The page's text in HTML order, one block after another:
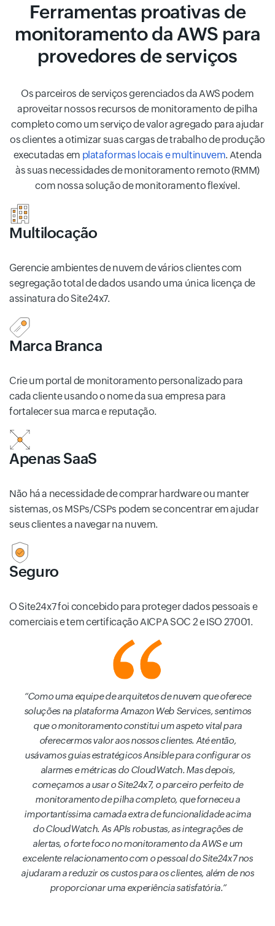
Ferramentas proativas de
monitoramento da AWS para
provedores de serviços
Os parceiros de serviços gerenciados da AWS podem
aproveitar nossos recursos de monitoramento de pilha
completo como um serviço de valor agregado para ajudar
os clientes a otimizar suas cargas de trabalho de produção
executadas em plataformas locais e multinuvem. Atenda
às suas necessidades de monitoramento remoto (RMM)
com nossa solução de monitoramento flexível.
Multilocação
Gerencie ambientes de nuvem de vários clientes com
segregação total de dados usando uma única licença de
assinatura do Site24x7.
Marca Branca
Crie um portal de monitoramento personalizado para
cada cliente usando o nome da sua empresa para
fortalecer sua marca e reputação.
Apenas SaaS
Não há a necessidade de comprar hardware ou manter
sistemas, os MSPs/CSPs podem se concentrar em ajudar
seus clientes a navegar na nuvem.
Seguro
O Site24x7 foi concebido para proteger dados pessoais e
comerciais e tem certificação AICPA SOC 2 e ISO 27001.
Como uma equipe de arquitetos de nuvem que oferece
soluções na plataforma Amazon Web Services, sentimos
que o monitoramento constitui um aspeto vital para
oferecermos valor aos nossos clientes. Até então,
usávamos guias estratégicos Ansible para configurar os
alarmes e métricas do CloudWatch. Mas depois,
começamos a usar o Site24x7, o parceiro perfeito de
monitoramento de pilha completo, que forneceu a
importantíssima camada extra de funcionalidade acima
do CloudWatch. As APIs robustas, as integrações de
alertas, o forte foco no monitoramento da AWS e um
excelente relacionamento com o pessoal do Site24x7 nos
ajudaram a reduzir os custos para os clientes, além de nos
proporcionar uma experiência satisfatória.